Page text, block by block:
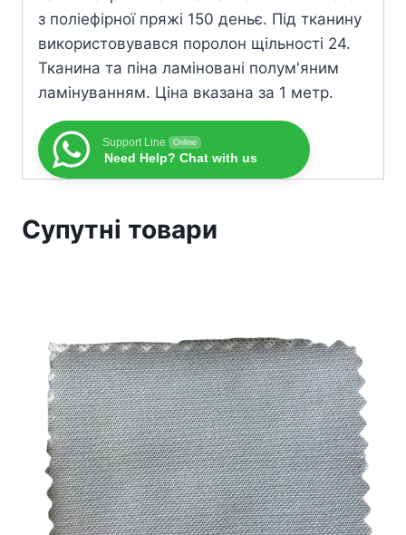
з поліефірної пряжі 150 деньє. Під тканину
використовувався поролон щільності 24.
Тканина та піна ламіновані полум'яним
ламінуванням. Ціна вказана за 1 метр.
Support Line Online
Need Help? Chat with us
Супутні товари